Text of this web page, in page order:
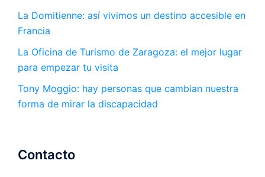
La Domitienne: así vivimos un destino accesible en
Francia
La Oficina de Turismo de Zaragoza: el mejor lugar
para empezar tu visita
Tony Moggio: hay personas que cambian nuestra
forma de mirar la discapacidad
Contacto